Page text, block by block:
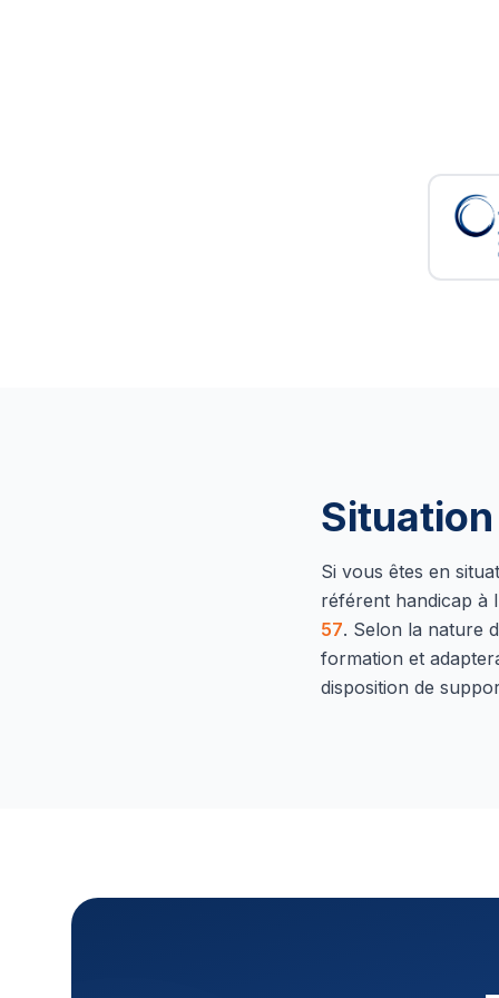
Si vous êtes en
référent handicap à
57. Selon la nature
formation et
disposition de